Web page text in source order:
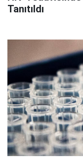
Tanıtıldı